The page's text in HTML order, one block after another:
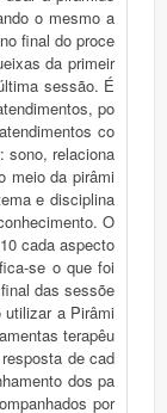
o mesmo a
final do proce
da primeir
sessão. É
po
co
sono, relaciona
meio da pirâmi
e disciplina
O
cada aspecto
se o que foi
das sessõe
a Pirâmi
terapêu
de cad
dos pa
por